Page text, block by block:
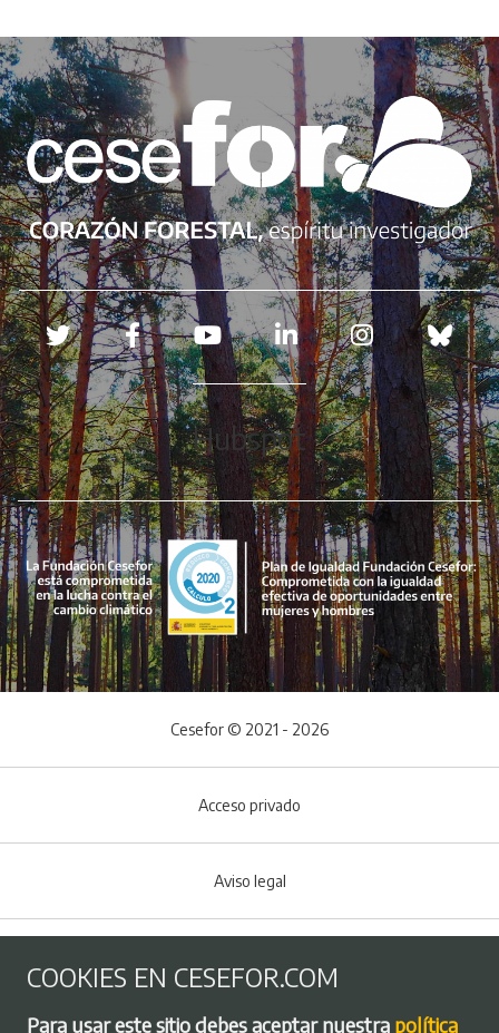
Redes sociales
Hubspot
Menú del pie
Cesefor © 2021 - 2026
Acceso privado
Aviso legal
COOKIES EN CESEFOR.COM
Para usar este sitio debes aceptar nuestra política